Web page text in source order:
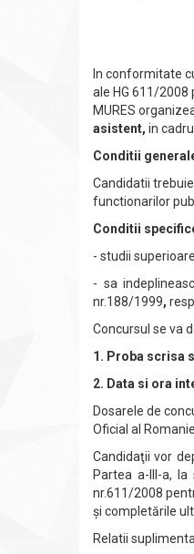
In conformitate
ale HG 611/
MURES
asistent, in
Conditii
Candidatii
functionarilor
Conditii
- studii
- sa
nr.188/1999,
Concursul se va
1. Proba scrisa
2. Data si ora
Dosarele de
Oficial al
Candidaţii vor
Partea a-III-a,
nr.611/2008
şi completările
Relatii